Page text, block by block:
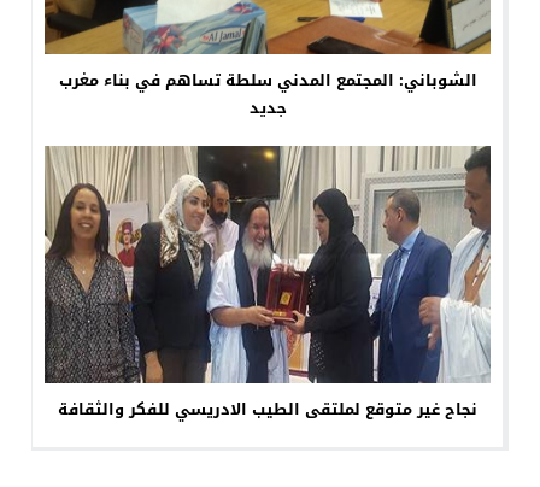
الشوباني: المجتمع المدني سلطة تساهم في بناء مغرب
جديد
نجاح غير متوقع لملتقى الطيب الادريسي للفكر والثقافة